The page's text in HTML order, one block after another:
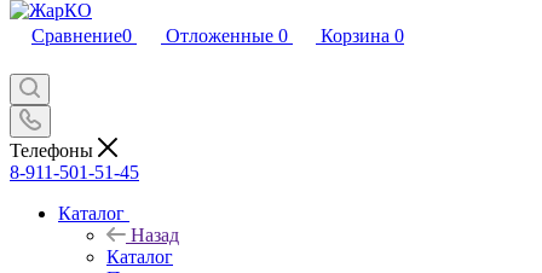
Сравнение0 Отложенные 0 Корзина 0
Телефоны
8-911-501-51-45
Каталог
Назад
Каталог